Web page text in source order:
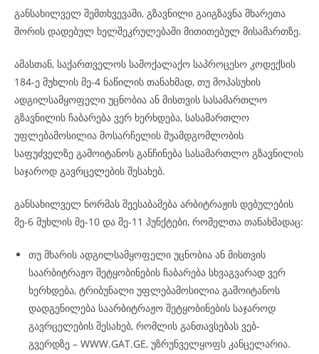
განსახილველ შემთხვევაში, გზავნილი გაიგზავნა მხარეთა
შორის დადებულ ხელშეკრულებაში მითითებულ მისამართზე.
ამასთან, საქართველოს სამოქალაქო საპროცესო კოდექსის
184-ე მუხლის მე-4 ნაწილის თანახმად, თუ მოპასუხის
ადგილსამყოფელი უცნობია ან მისთვის სასამართლო
გზავნილის ჩაბარება ვერ ხერხდება, სასამართლო
უფლებამოსილია მოსარჩელის შუამდგომლობის
საფუძველზე გამოიტანოს განჩინება სასამართლო გზავნილის
საჯაროდ გავრცელების შესახებ.
განსახილველ ნორმას შეესაბამება არბიტრაჟის დებულების
მე-6 მუხლის მე-10 და მე-11 პუნქტები, რომელთა თანახმადაც:
თუ მხარის ადგილსამყოფელი უცნობია ან მისთვის
საარბიტრაჟო შეტყობინების ჩაბარება სხვაგვარად ვერ
ხერხდება, ტრიბუნალი უფლებამოსილია გამოიტანოს
დადგენილება საარბიტრაჟო შეტყობინების საჯაროდ
გავრცელების შესახებ, რომლის განთავსებას ვებ-
გვერდზე – WWW.GAT.GE, უზრუნველყოფს კანცელარია.